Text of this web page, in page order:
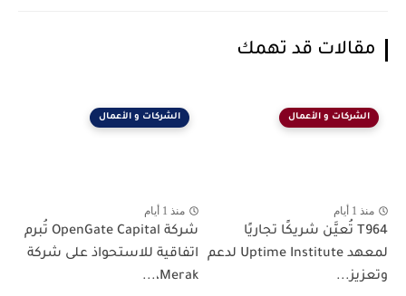
مقالات قد تهمك
الشركات و الأعمال
منذ 1 أيام
T964 تُعيَّن شريكًا تجاريًا
لمعهد Uptime Institute لدعم
وتعزيز...
الشركات و الأعمال
منذ 1 أيام
شركة OpenGate Capital تُبرم
اتفاقية للاستحواذ على شركة
Merak،...